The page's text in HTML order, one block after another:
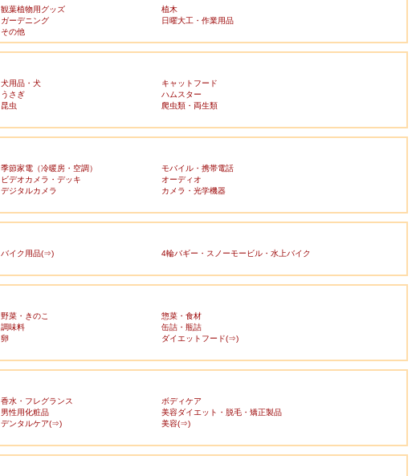
観葉植物用グッズ
植木
ガーデニング
日曜大工・作業用品
その他
犬用品・犬
キャットフード
うさぎ
ハムスター
昆虫
爬虫類・両生類
季節家電（冷暖房・空調）
モバイル・携帯電話
ビデオカメラ・デッキ
オーディオ
デジタルカメラ
カメラ・光学機器
バイク用品(⇒)
4輪バギー・スノーモービル・水上バイク
野菜・きのこ
惣菜・食材
調味料
缶詰・瓶詰
卵
ダイエットフード(⇒)
香水・フレグランス
ボディケア
男性用化粧品
美容ダイエット・脱毛・矯正製品
デンタルケア(⇒)
美容(⇒)